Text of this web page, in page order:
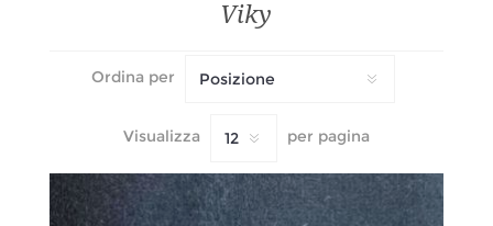
Viky
Ordina per
Visualizza per pagina